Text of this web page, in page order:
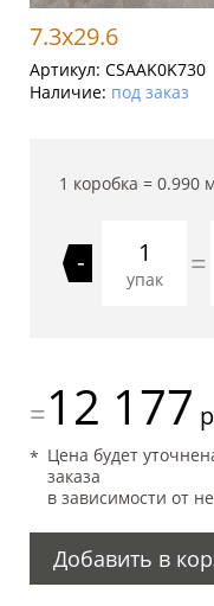
7.3x29.6
Артикул: CSAAK0K730
Наличие: под заказ
1 коробка = 0.990 м
-
упак =
=12 177
Цена будет
заказа
в зависимости от
Добавить в